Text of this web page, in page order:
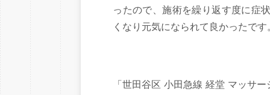
ったので、施術を繰り返す度に症
くなり元気になられて良かったです
「世田谷区 小田急線 経堂 マッサ